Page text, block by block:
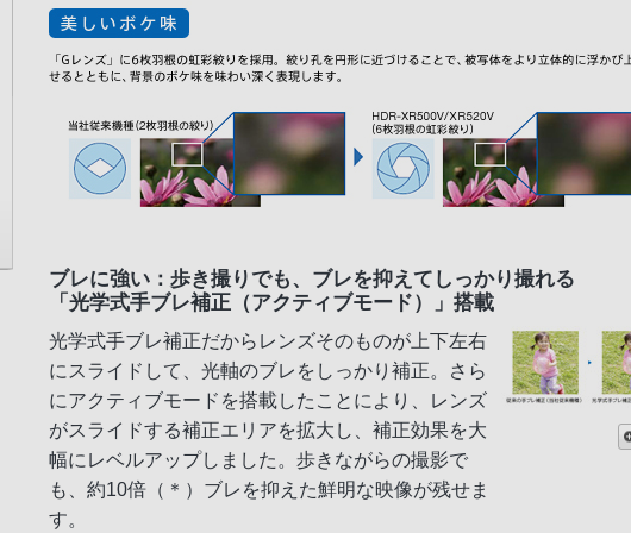
ブレに強い：歩き撮りでも、ブレを抑えてしっかり撮れる
「光学式手ブレ補正（アクティブモード）」搭載
光学式手ブレ補正だからレンズそのものが上下左右
にスライドして、光軸のブレをしっかり補正。さら
にアクティブモードを搭載したことにより、レンズ
がスライドする補正エリアを拡大し、補正効果を大
幅にレベルアップしました。歩きながらの撮影で
も、約10倍（＊）ブレを抑えた鮮明な映像が残せま
す。